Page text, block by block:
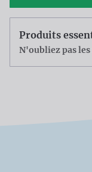
Produits
N'oubliez pas les